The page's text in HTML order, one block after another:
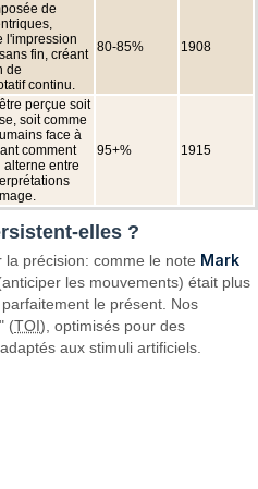
de
l'impression
fin, créant
de
continu.
80-85% 1908
perçue soit
soit comme
face à
comment
alterne entre
95+% 1915
elles ?
précision: comme le note Mark
les mouvements) était plus
le présent. Nos
(TOI), optimisés pour des
aux stimuli artificiels.